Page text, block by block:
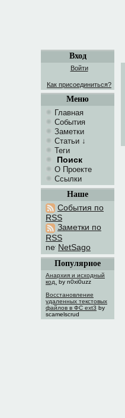
Вход
Войти
Как присоединиться?
Меню
Главная
События
Заметки
Статьи ↓
Теги
Поиск
О Проекте
Ссылки
Наше
События по
RSS
Заметки по
RSS
NetSago
Популярное
Анархия и исходный
код.
by n0xi0uzz
Восстановление
удаленных текстовых
файлов в ФС ext3 by
scamelscrud